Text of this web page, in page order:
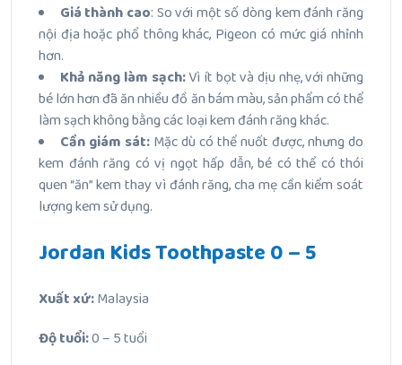
Giá thành cao: So với một số dòng kem đánh răng
nội địa hoặc phổ thông khác, Pigeon có mức giá nhỉnh
hơn.
Khả năng làm sạch:Vì ít bọt và dịu nhẹ, với những
bé lớn hơn đã ăn nhiều đồ ăn bám màu, sản phẩm có thể
làm sạch không bằng các loại kem đánh răng khác.
Cần giám sát: Mặc dù có thể nuốt được, nhưng do
kem đánh răng có vị ngọt hấp dẫn, bé có thể có thói
quen “ăn” kem thay vì đánh răng, cha mẹ cần kiểm soát
lượng kem sử dụng.
Jordan Kids Toothpaste 0 – 5
Xuất xứ:Malaysia
Độ tuổi:0 – 5 tuổi